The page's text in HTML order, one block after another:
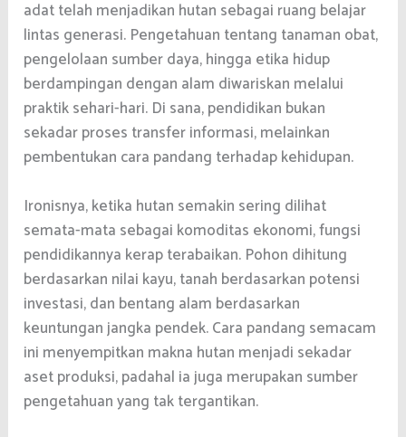
adat telah menjadikan hutan sebagai ruang belajar
lintas generasi. Pengetahuan tentang tanaman obat,
pengelolaan sumber daya, hingga etika hidup
berdampingan dengan alam diwariskan melalui
praktik sehari-hari. Di sana, pendidikan bukan
sekadar proses transfer informasi, melainkan
pembentukan cara pandang terhadap kehidupan.
Ironisnya, ketika hutan semakin sering dilihat
semata-mata sebagai komoditas ekonomi, fungsi
pendidikannya kerap terabaikan. Pohon dihitung
berdasarkan nilai kayu, tanah berdasarkan potensi
investasi, dan bentang alam berdasarkan
keuntungan jangka pendek. Cara pandang semacam
ini menyempitkan makna hutan menjadi sekadar
aset produksi, padahal ia juga merupakan sumber
pengetahuan yang tak tergantikan.